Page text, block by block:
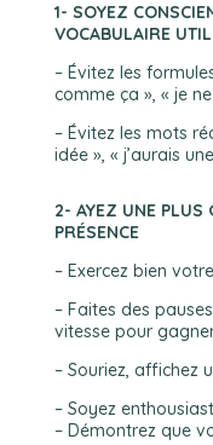
1- SOYEZ
VOCABULAIRE
– Évitez les
comme ça », « je
– Évitez les mots
idée », « j’aurais
2- AYEZ UNE PLUS
PRÉSENCE
– Exercez bien
– Faites des
vitesse pour
– Souriez, affichez
– Soyez
– Démontrez que